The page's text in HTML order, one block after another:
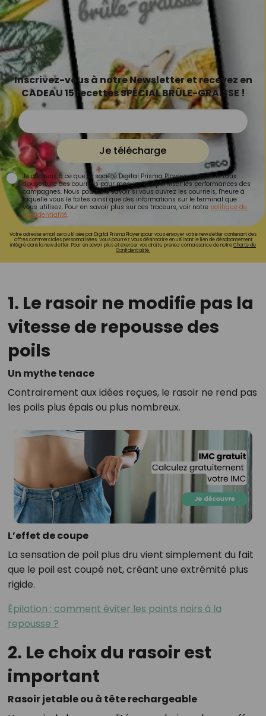
Inscrivez-vous à notre Newsletter et recevez en
CADEAU 15 recettes SPÉCIAL BRÛLE-GRAISSE !
Je télécharge
Je consens à ce que la société Digital Prisma Players analyse le taux
d'ouverture des courriels pour mesurer et optimiser les performances des
campagnes. Nous pourrons savoir si vous ouvrez les courriels, l'heure à
laquelle vous le faites ainsi que des informations sur le terminal que
vous utilisez. Pour en savoir plus sur ces traceurs, voir notre politique de
confidentialité.
Votre adresse email sera utilisée par Digital Prisma Playerspour vous envoyer votre newsletter contenant des
offres commerciales personnalisées. Vous pourrez vous désinscrire en utilisant le lien de désabonnement
intégré dans la newsletter. Pour en savoir plus et exercer vos droits, prenez connaissance de notreCharte de
Confidentialité.
1. Le rasoir ne modifie pas la
vitesse de repousse des
poils
Un mythe tenace
Contrairement aux idées reçues, le rasoir ne rend pas
les poils plus épais ou plus nombreux.
L’effet de coupe
La sensation de poil plus dru vient simplement du fait
que le poil est coupé net, créant une extrémité plus
rigide.
Épilation : comment éviter les points noirs à la
repousse ?
2. Le choix du rasoir est
important
Rasoir jetable ou à tête rechargeable